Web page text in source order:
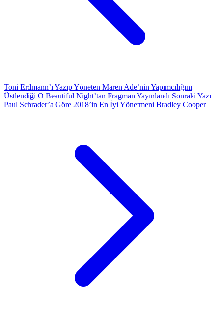
Toni Erdmann’ı Yazıp Yöneten Maren Ade’nin Yapımcılığını
Üstlendiği O Beautiful Night’tan Fragman Yayınlandı Sonraki Yazı
Paul Schrader’a Göre 2018’in En İyi Yönetmeni Bradley Cooper